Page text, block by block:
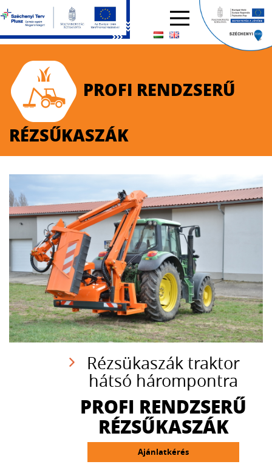
PROFI RENDZSERŰ
RÉZSŰKASZÁK
Rézsükaszák traktor
hátsó hárompontra
PROFI RENDZSERŰ
RÉZSŰKASZÁK
Ajánlatkérés